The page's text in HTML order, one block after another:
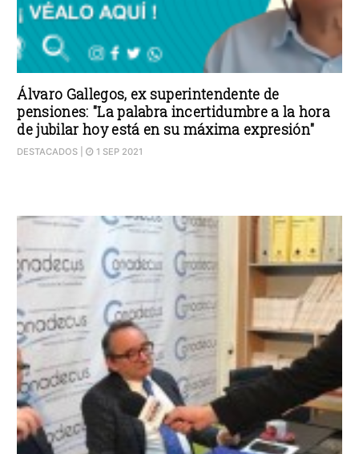
Álvaro Gallegos, ex superintendente de
pensiones: "La palabra incertidumbre a la hora
de jubilar hoy está en su máxima expresión"
DESTACADOS | 1 SEP 2021